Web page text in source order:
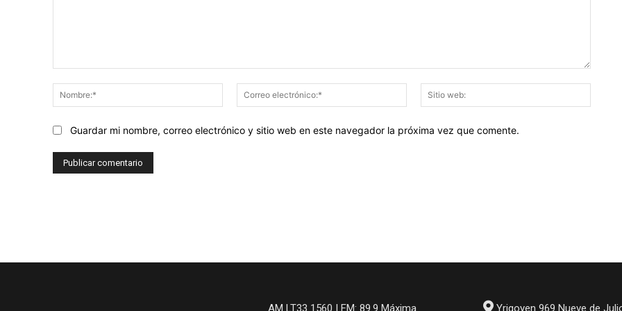
Nombre:*
Correo
electrónico:*
web:
Guardar mi nombre, correo electrónico y sitio web en este navegador la próxima vez que comente.
AM LT33 1560 | FM: 89.9 Máxima Yrigoyen 969 Nueve de